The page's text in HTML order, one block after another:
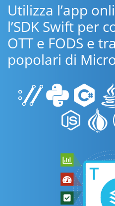
Utilizza l’app
l’SDK Swift per
OTT e FODS e
popolari di